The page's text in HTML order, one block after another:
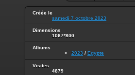
Créée le
samedi 7 octobre 2023
Dimensions
1067*800
Albums
2023 / Egypte
Visites
4879